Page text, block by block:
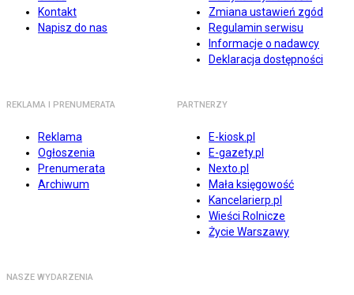
Kontakt
Napisz do nas
Zmiana ustawień zgód
Regulamin serwisu
Informacje o nadawcy
Deklaracja dostępności
REKLAMA I PRENUMERATA
Reklama
Ogłoszenia
Prenumerata
Archiwum
PARTNERZY
E-kiosk.pl
E-gazety.pl
Nexto.pl
Mała księgowość
Kancelarierp.pl
Wieści Rolnicze
Życie Warszawy
NASZE WYDARZENIA